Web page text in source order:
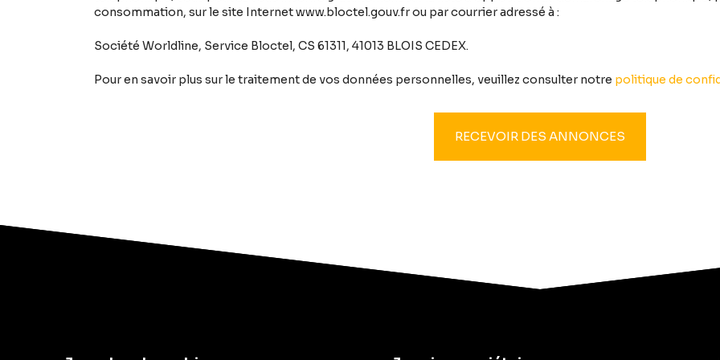
consommation, sur le site Internet www.bloctel.gouv.fr ou par courrier adressé à :
Société Worldline, Service Bloctel, CS 61311, 41013 BLOIS CEDEX.
Pour en savoir plus sur le traitement de vos données personnelles, veuillez consulter notre politique de
RECEVOIR DES ANNONCES